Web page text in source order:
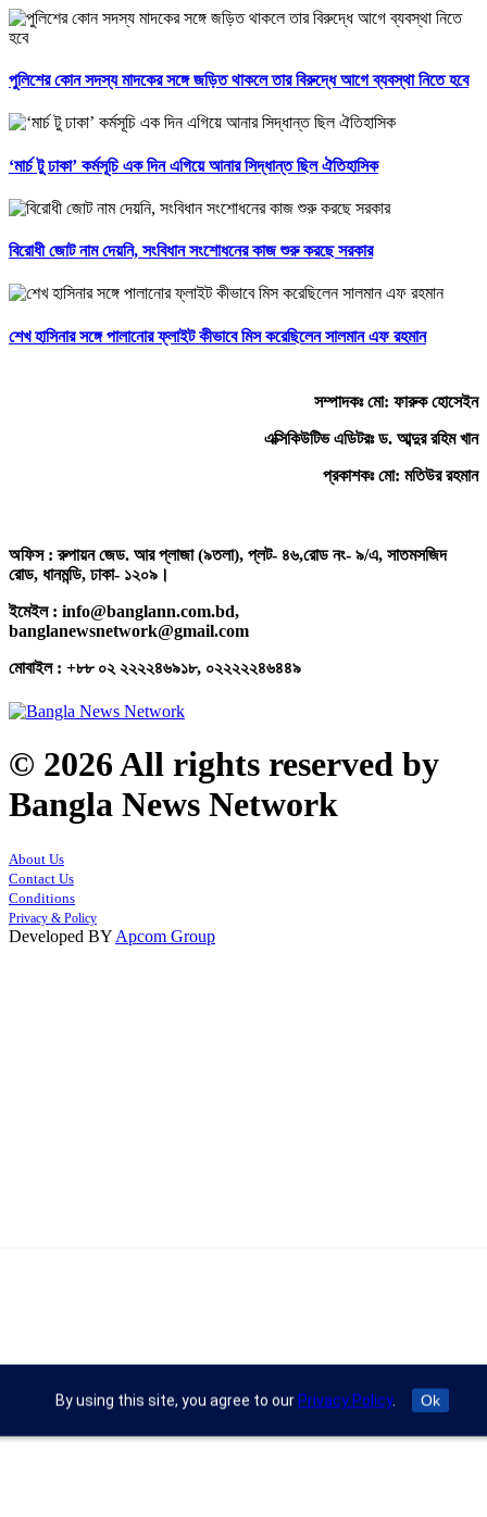
পুলিশের কোন সদস্য মাদকের সঙ্গে জড়িত থাকলে তার বিরুদ্ধে আগে ব্যবস্থা নিতে হবে
‘মার্চ টু ঢাকা’ কর্মসূচি এক দিন এগিয়ে আনার সিদ্ধান্ত ছিল ঐতিহাসিক
বিরোধী জোট নাম দেয়নি, সংবিধান সংশোধনের কাজ শুরু করছে সরকার
শেখ হাসিনার সঙ্গে পালানোর ফ্লাইট কীভাবে মিস করেছিলেন সালমান এফ রহমান
সম্পাদকঃ মো: ফারুক হোসেইন
এক্সিকিউটিভ এডিটরঃ ড. আব্দুর রহিম খান
প্রকাশকঃ মো: মতিউর রহমান
অফিস : রুপায়ন জেড. আর প্লাজা (৯তলা), প্লট- ৪৬,রোড নং- ৯/এ, সাতমসজিদ
রোড, ধানমন্ডি, ঢাকা- ১২০৯।
ইমেইল : info@banglann.com.bd,
banglanewsnetwork@gmail.com
মোবাইল : +৮৮ ০২ ২২২২৪৬৯১৮, ০২২২২২৪৬৪৪৯
© 2026 All rights reserved by
Bangla News Network
About Us
Contact Us
Conditions
Privacy & Policy
Developed BY Apcom Group
By using this site, you agree to our Privacy Policy. Ok